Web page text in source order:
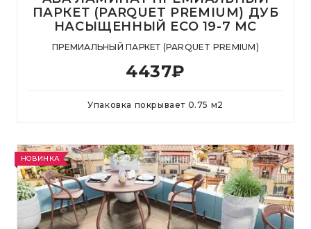
ПАРКЕТ (PARQUET PREMIUM) ДУБ
НАСЫЩЕННЫЙ ECO 19-7 MC
ПРЕМИАЛЬНЫЙ ПАРКЕТ (PARQUET PREMIUM)
4437₽
Упаковка покрывает 0.75 м2
НОВИНКА